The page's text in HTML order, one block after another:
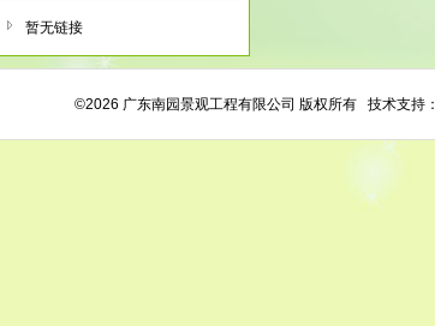
暂无链接
©2026 广东南园景观工程有限公司 版权所有 技术支持：